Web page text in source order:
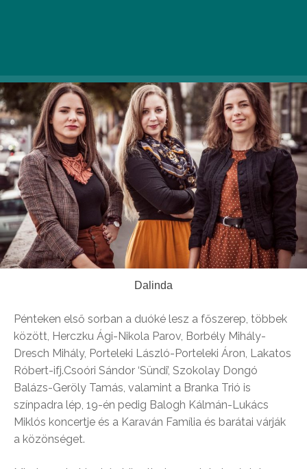
Dalinda
Pénteken első sorban a duóké lesz a főszerep, többek
között, Herczku Ági-Nikola Parov, Borbély Mihály-
Dresch Mihály, Porteleki László-Porteleki Áron, Lakatos
Róbert-ifj.Csoóri Sándor ‘Sündi’, Szokolay Dongó
Balázs-Geröly Tamás, valamint a Branka Trió is
színpadra lép, 19-én pedig Balogh Kálmán-Lukács
Miklós koncertje és a Karaván Família és barátai várják
a közönséget.